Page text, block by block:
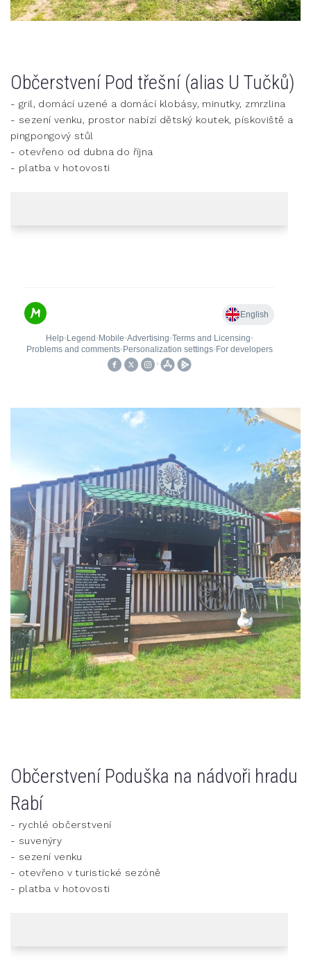
Občerstvení Pod třešní (alias U Tučků)
- gril, domácí uzené a domácí klobásy, minutky, zmrzlina
- sezení venku, prostor nabízí dětský koutek, pískoviště a
pingpongový stůl
- otevřeno od dubna do října
- platba v hotovosti
Občerstvení Poduška na nádvoři hradu
Rabí
- rychlé občerstvení
- suvenýry
- sezení venku
- otevřeno v turistické sezóně
- platba v hotovosti